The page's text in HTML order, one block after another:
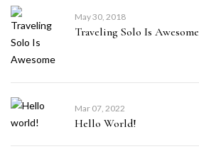
May 30, 2018
Traveling Solo Is Awesome
Mar 07, 2022
Hello World!